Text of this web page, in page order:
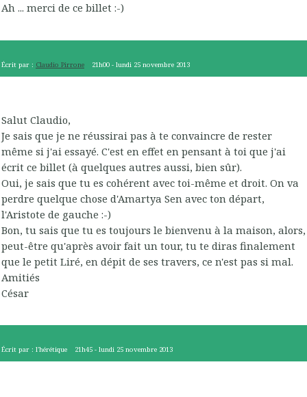
Ah ... merci de ce billet :-)
Écrit par : Claudio Pirrone 21h00 -lundi 25 novembre 2013
Salut Claudio,
Je sais que je ne réussirai pas à te convaincre de rester
même si j'ai essayé. C'est en effet en pensant à toi que j'ai
écrit ce billet (à quelques autres aussi, bien sûr).
Oui, je sais que tu es cohérent avec toi-même et droit. On va
perdre quelque chose d'Amartya Sen avec ton départ,
l'Aristote de gauche :-)
Bon, tu sais que tu es toujours le bienvenu à la maison, alors,
peut-être qu'après avoir fait un tour, tu te diras finalement
que le petit Liré, en dépit de ses travers, ce n'est pas si mal.
Amitiés
César
Écrit par : l'hérétique 21h45 -lundi 25 novembre 2013